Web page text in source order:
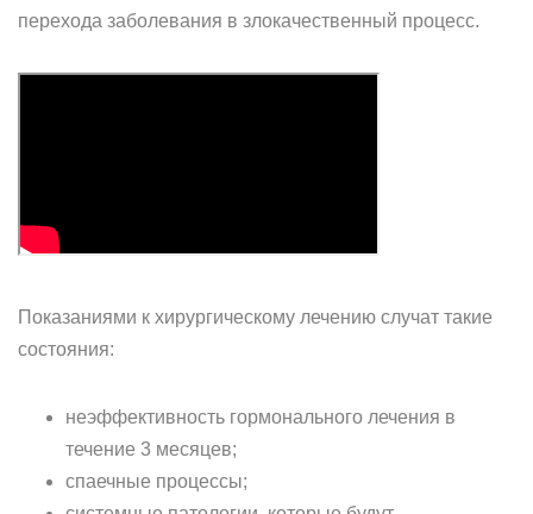
перехода заболевания в злокачественный процесс.
Показаниями к хирургическому лечению случат такие
состояния:
неэффективность гормонального лечения в
течение 3 месяцев;
спаечные процессы;